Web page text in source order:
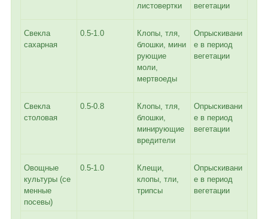
листовертки
вегетации
Свекла
сахарная
0.5-1.0
Клопы, тля,
блошки, мини
рующие
моли,
мертвоеды
Опрыскивани
е в период
вегетации
Свекла
столовая
0.5-0.8
Клопы, тля,
блошки,
минирующие
вредители
Опрыскивани
е в период
вегетации
Овощные
культуры (се
менные
посевы)
0.5-1.0
Клещи,
клопы, тли,
трипсы
Опрыскивани
е в период
вегетации